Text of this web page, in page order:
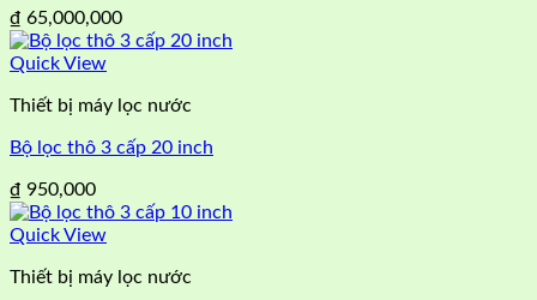
₫ 65,000,000
Quick View
Thiết bị máy lọc nước
Bộ lọc thô 3 cấp 20 inch
₫ 950,000
Quick View
Thiết bị máy lọc nước